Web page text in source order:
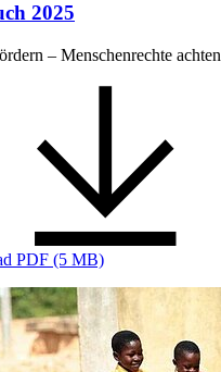
2025
– Menschenrechte achten
PDF (5 MB)